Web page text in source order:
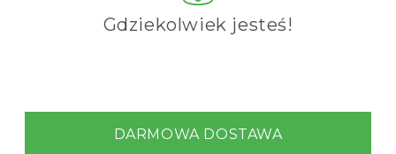
Gdziekolwiek jesteś!
DARMOWA DOSTAWA